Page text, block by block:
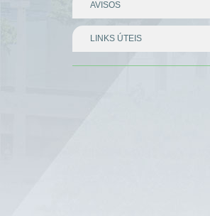
AVISOS
LINKS ÚTEIS
Divisor